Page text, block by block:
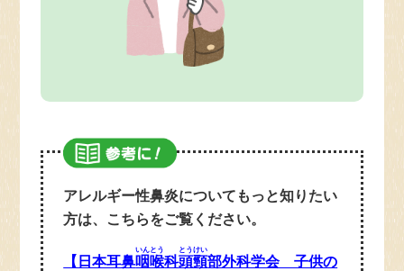
アレルギー性鼻炎についてもっと知りたい
方は、こちらをご覧ください。
【日本耳鼻咽喉
いんとう
科頭頸
とうけい
部外科学会 子供の